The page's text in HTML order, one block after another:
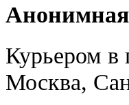
Анонимная
Курьером в
Москва,